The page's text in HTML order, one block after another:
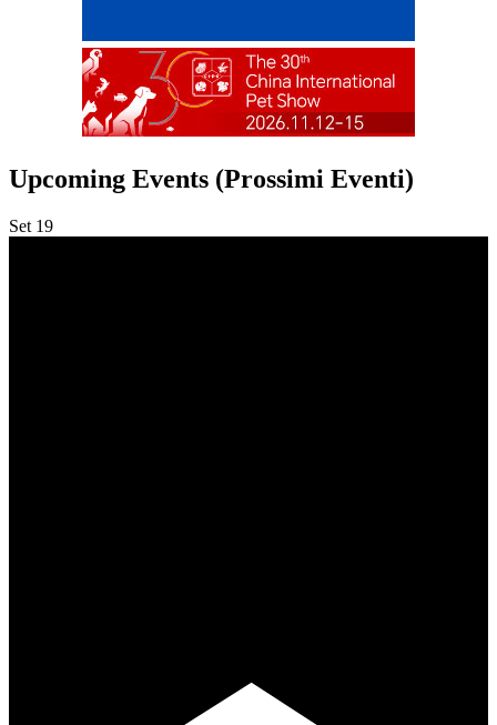
Upcoming Events (Prossimi Eventi)
Set 19